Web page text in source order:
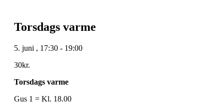
Torsdags varme
5. juni , 17:30 - 19:00
30kr.
Torsdags varme
Gus 1 = Kl. 18.00